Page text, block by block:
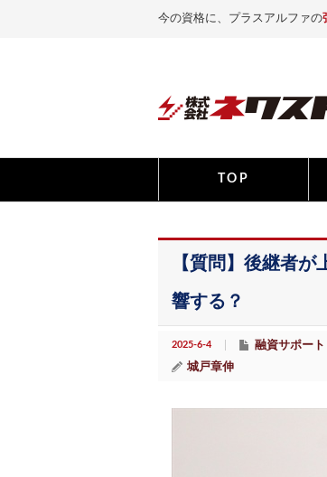
今の資格に、プラスアルファの
TOP
【質問】後継者
響する？
2025-6-4 融資サポート
城戸章伸